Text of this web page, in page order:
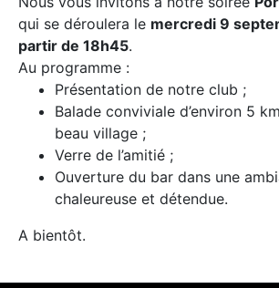
qui se déroulera le mercredi 9
partir de 18h45.
Au programme :
Présentation de notre club ;
Balade conviviale d’environ 5
beau village ;
Verre de l’amitié ;
Ouverture du bar dans une
chaleureuse et détendue.
A bientôt.